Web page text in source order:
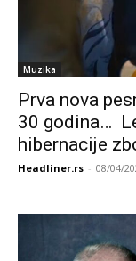
Muzika
Prva nova
30 godina…
hibernacije
Headliner.rs - 08/04/